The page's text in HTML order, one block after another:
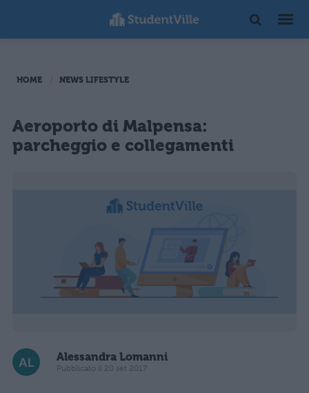
HOME NEWS LIFESTYLE
Aeroporto di Malpensa:
parcheggio e collegamenti
Alessandra Lomanni
Pubblicato il 20 set 2017